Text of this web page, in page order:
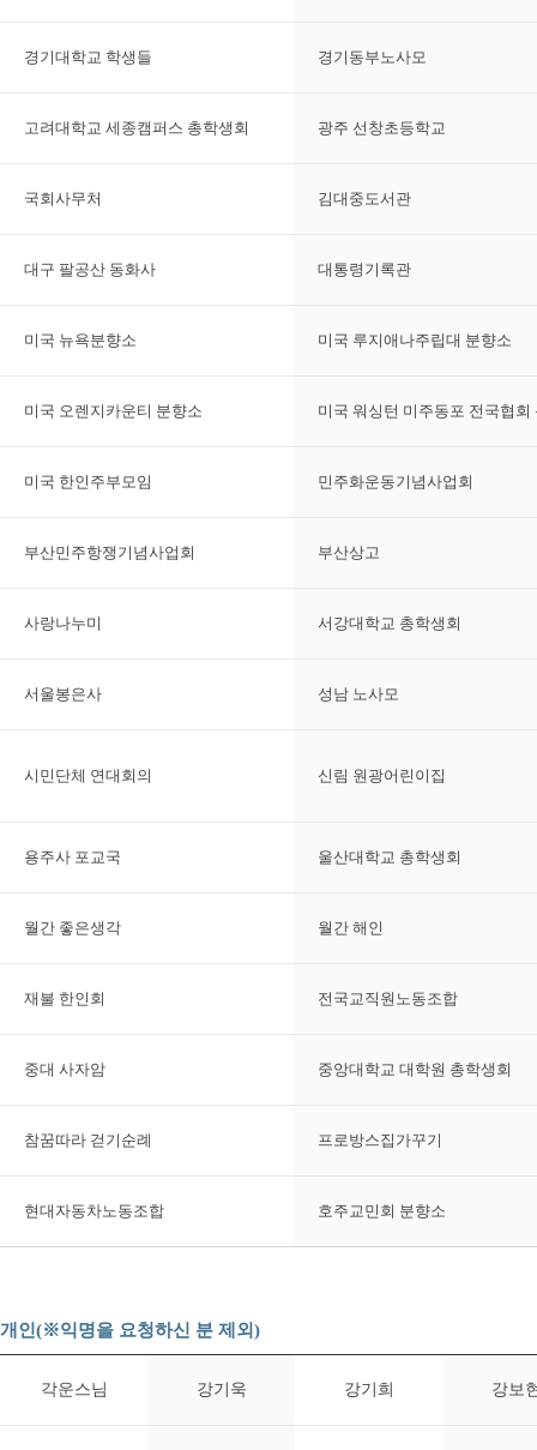
경기대학교 학생들 경기동부노사모
고려대학교 세종캠퍼스 총학생회 광주 선창초등학교
국회사무처 김대중도서관
대구 팔공산 동화사 대통령기록관
미국 뉴욕분향소 미국 루지애나주립대 분향소
미국 오렌지카운티 분향소 미국 워싱턴 미주동포 전국협회
미국 한인주부모임 민주화운동기념사업회
부산민주항쟁기념사업회 부산상고
사랑나누미 서강대학교 총학생회
서울봉은사 성남 노사모
시민단체 연대회의 신림 원광어린이집
용주사 포교국 울산대학교 총학생회
월간 좋은생각 월간 해인
재불 한인회 전국교직원노동조합
중대 사자암 중앙대학교 대학원 총학생회
참꿈따라 걷기순례 프로방스집가꾸기
현대자동차노동조합 호주교민회 분향소
개인(※익명을 요청하신 분 제외)
각운스님 강기욱 강기희 강보